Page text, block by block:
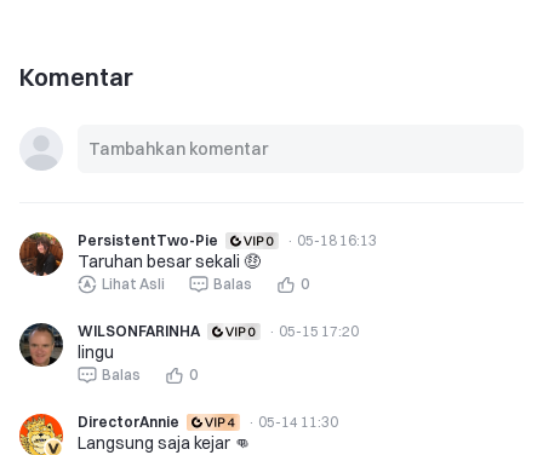
Komentar
PersistentTwo-Pie · 05-18 16:13
Taruhan besar sekali 🤑
Lihat Asli Balas 0
WILSONFARINHA · 05-15 17:20
lingu
Balas 0
DirectorAnnie · 05-14 11:30
Langsung saja kejar 👊